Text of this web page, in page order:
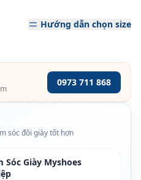
Hướng dẫn chọn size
0973 711 868
sóc đôi giày tốt hơn
Sóc Giày Myshoes